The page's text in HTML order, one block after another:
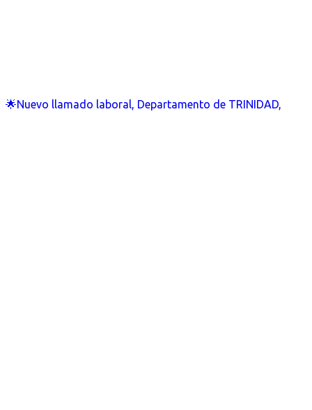
🌟Nuevo llamado laboral, Departamento de TRINIDAD,